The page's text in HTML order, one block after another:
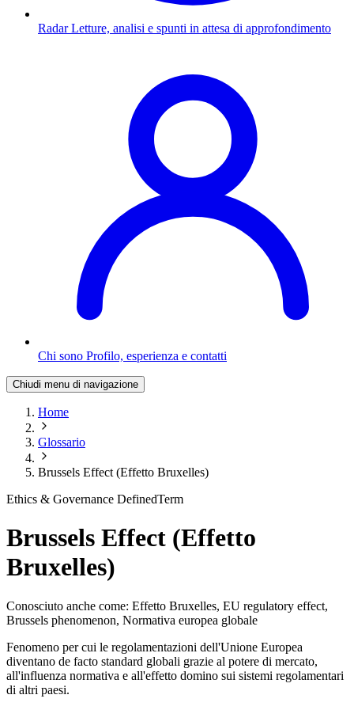
Radar Letture, analisi e spunti in attesa di approfondimento
Chi sono Profilo, esperienza e contatti
Chiudi menu di navigazione
Home
Glossario
Brussels Effect (Effetto Bruxelles)
Ethics & Governance DefinedTerm
Brussels Effect (Effetto
Bruxelles)
Conosciuto anche come: Effetto Bruxelles, EU regulatory effect,
Brussels phenomenon, Normativa europea globale
Fenomeno per cui le regolamentazioni dell'Unione Europea
diventano de facto standard globali grazie al potere di mercato,
all'influenza normativa e all'effetto domino sui sistemi regolamentari
di altri paesi.